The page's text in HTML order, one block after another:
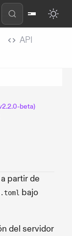
API
beta)
partir de
bajo
del servidor